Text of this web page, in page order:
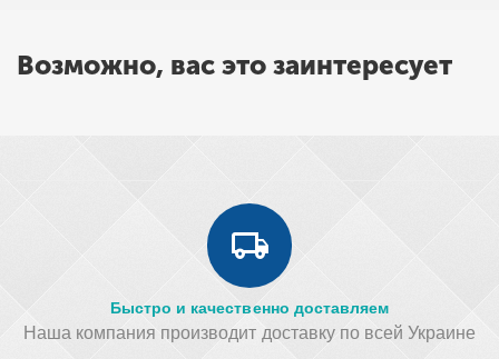
Возможно, вас это заинтересует
Быстро и качественно доставляем
Наша компания производит доставку по всей Украине